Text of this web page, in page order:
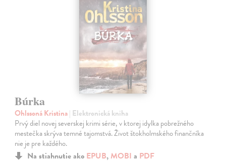
Búrka
Ohlssoná Kristina| Elektronická kniha
Prvý diel novej severskej krimi série, v ktorej idylka pobrežného
mestečka skrýva temné tajomstvá. Život štokholmského finančníka
nie je pre každého.
Na stiahnutie ako EPUB, MOBI a PDF